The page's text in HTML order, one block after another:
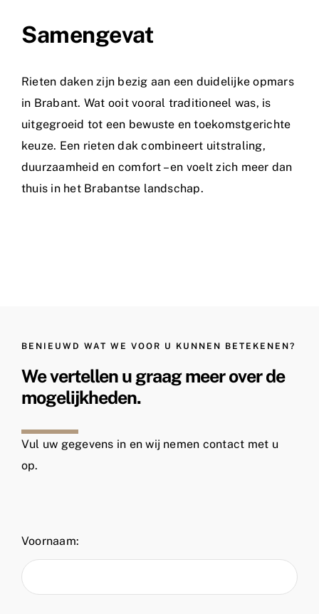
Samengevat
Rieten daken zijn bezig aan een duidelijke opmars
in Brabant. Wat ooit vooral traditioneel was, is
uitgegroeid tot een bewuste en toekomstgerichte
keuze. Een rieten dak combineert uitstraling,
duurzaamheid en comfort – en voelt zich meer dan
thuis in het Brabantse landschap.
BENIEUWD WAT WE VOOR U KUNNEN BETEKENEN?
We vertellen u graag meer over de
mogelijkheden.
Vul uw gegevens in en wij nemen contact met u
op.
Voornaam: